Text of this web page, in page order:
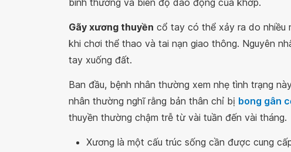
bình thường và biên độ dao động của khớp.
Gãy xương thuyền cổ tay có thể xảy ra do nhiều
khi chơi thể thao và tai nạn giao thông. Nguyên
tay xuống đất.
Ban đầu, bệnh nhân thường xem nhẹ tình trạng
nhân thường nghĩ rằng bản thân chỉ bị bong gân
thuyền thường chậm trễ từ vài tuần đến vài tháng.
Xương là một cấu trúc sống cần được cung